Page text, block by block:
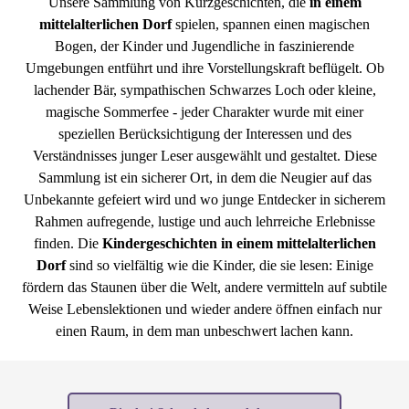
mittelalterlichen Dorfspielen, spannen einen magischen
Bogen, der Kinder und Jugendliche in faszinierende
Umgebungen entführt und ihre Vorstellungskraft beflügelt. Ob
lachender Bär, sympathischen Schwarzes Loch oder kleine,
magische Sommerfee - jeder Charakter wurde mit einer
speziellen Berücksichtigung der Interessen und des
Verständnisses junger Leser ausgewählt und gestaltet. Diese
Sammlung ist ein sicherer Ort, in dem die Neugier auf das
Unbekannte gefeiert wird und wo junge Entdecker in sicherem
Rahmen aufregende, lustige und auch lehrreiche Erlebnisse
finden. Die Kindergeschichten in einem mittelalterlichen
Dorfsind so vielfältig wie die Kinder, die sie lesen: Einige
fördern das Staunen über die Welt, andere vermitteln auf subtile
Weise Lebenslektionen und wieder andere öffnen einfach nur
einen Raum, in dem man unbeschwert lachen kann.